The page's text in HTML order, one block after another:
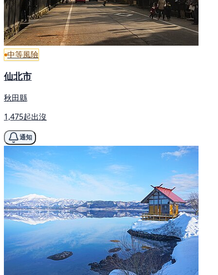
中等風險
仙北市
秋田縣
1,475起出沒
通知